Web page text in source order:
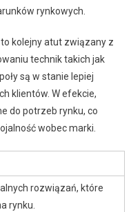
rynkowych.
kolejny atut związany z
technik takich jak
są w stanie lepiej
klientów. W efekcie,
do potrzeb rynku, co
wobec marki.
rozwiązań, które
rynku.